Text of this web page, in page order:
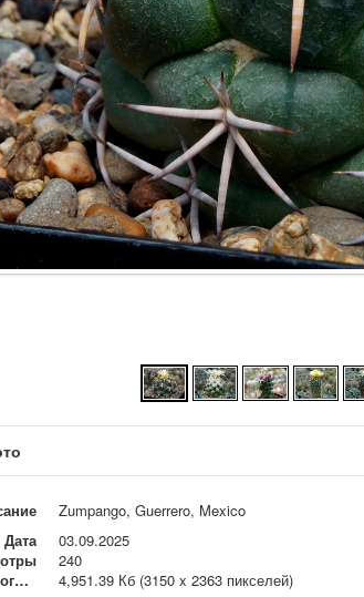
Zumpango, Guerrero, Mexico
Дата
03.09.2025
240
Размер оригинального файла
4,951.39 Кб (3150 x 2363 пикселей)